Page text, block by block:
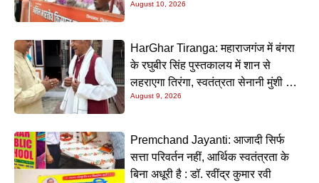
August 10, 2026
HarGhar Tiranga: महाराजगंज में बंगरा
के रघुबीर सिंह पुस्तकालय में शान से
लहराएगा तिरंगा, स्वतंत्रता सेनानी मुंशी सिंह
होंगे मुख्य अतिथि
August 9, 2026
Premchand Jayanti: आजादी सिर्फ
सत्ता परिवर्तन नहीं, आर्थिक स्वतंत्रता के
बिना अधूरी है : डॉ. रवींद्र कुमार रवी